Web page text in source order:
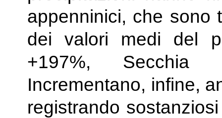
appenninici, che sono
dei valori medi del
+197%, Secchia
Incrementano, infine,
registrando